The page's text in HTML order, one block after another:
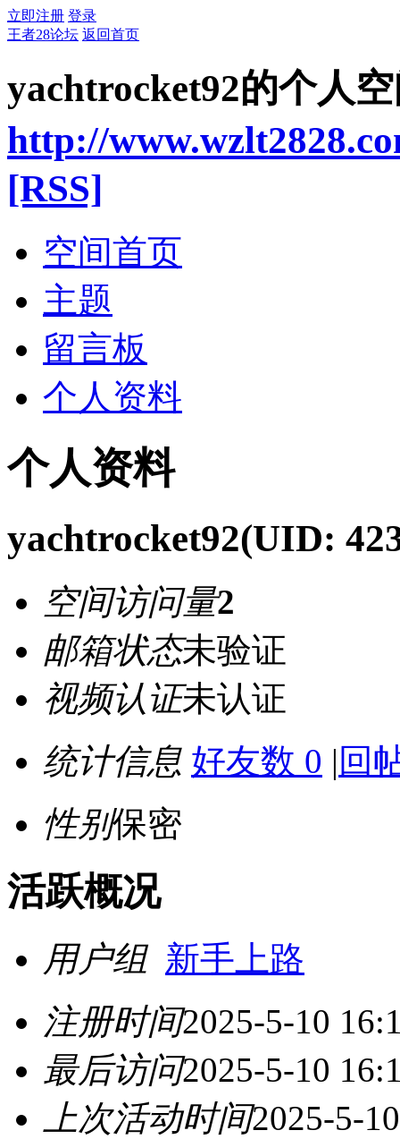
立即注册 登录
王者28论坛 返回首页
yachtrocket92的个人
http://
[RSS]
空间首页
主题
留言板
个人资料
个人资料
yachtrocket92(UID:
空间访问量2
邮箱状态未验证
视频认证未认证
统计信息 好友数 0 | 回
性别保密
活跃概况
用户组 新手上路
注册时间2025-5-10
最后访问2025-5-10
上次活动时间2025-5-